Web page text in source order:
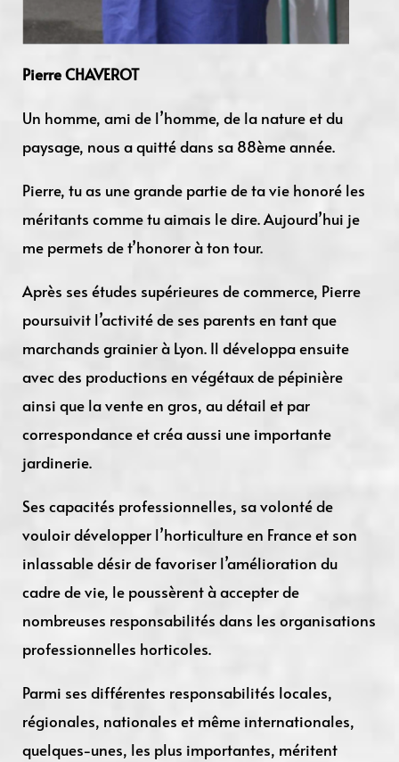
Pierre CHAVEROT
Un homme, ami de l’homme, de la nature et du
paysage, nous a quitté dans sa 88ème année.
Pierre, tu as une grande partie de ta vie honoré les
méritants comme tu aimais le dire. Aujourd’hui je
me permets de t’honorer à ton tour.
Après ses études supérieures de commerce, Pierre
poursuivit l’activité de ses parents en tant que
marchands grainier à Lyon. Il développa ensuite
avec des productions en végétaux de pépinière
ainsi que la vente en gros, au détail et par
correspondance et créa aussi une importante
jardinerie.
Ses capacités professionnelles, sa volonté de
vouloir développer l’horticulture en France et son
inlassable désir de favoriser l’amélioration du
cadre de vie, le poussèrent à accepter de
nombreuses responsabilités dans les organisations
professionnelles horticoles.
Parmi ses différentes responsabilités locales,
régionales, nationales et même internationales,
quelques-unes, les plus importantes, méritent